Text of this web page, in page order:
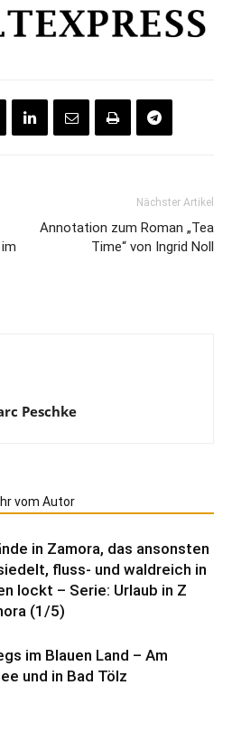
Nächster Artikel
Annotation zum Roman „Tea
Time“ von Ingrid Noll
Peschke
vom Autor
in Zamora, das ansonsten
fluss- und waldreich in
lockt – Serie: Urlaub in Z
(1/5)
im Blauen Land – Am
und in Bad Tölz